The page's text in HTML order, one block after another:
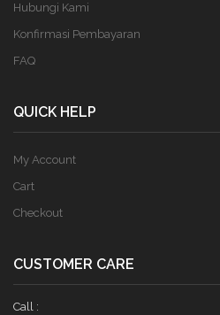
Hubungi Kami
Konfirmasi Pembayaran
FAQ
QUICK HELP
My Account
Cart
Checkout
CUSTOMER CARE
Call :